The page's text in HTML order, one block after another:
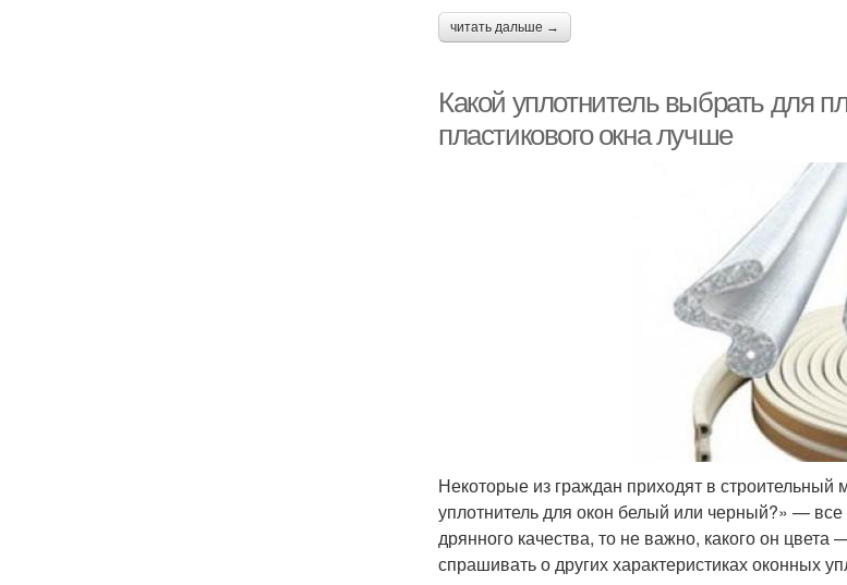
читать дальше →
Какой уплотнитель выбрать для
пластикового окна лучше
Некоторые из граждан приходят в
уплотнитель для окон белый или черный?» — все
дрянного качества, то не важно, какого он
спрашивать о других характеристиках оконных